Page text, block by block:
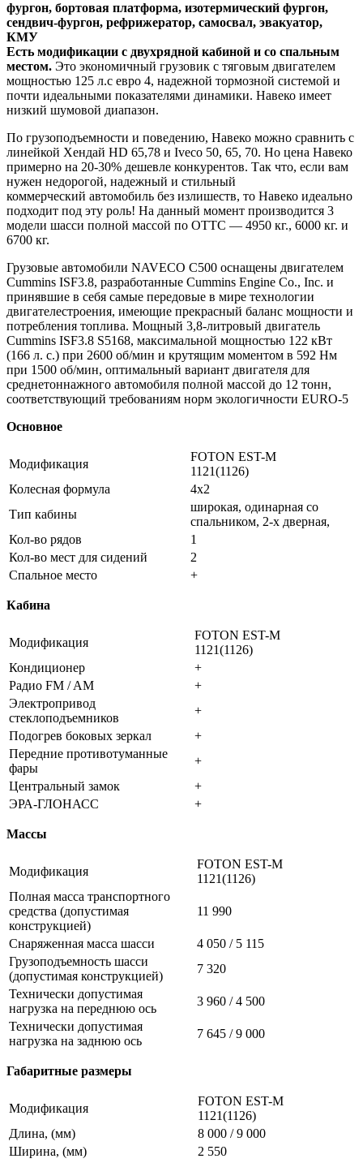
фургон, бортовая платформа, изотермический фургон,
сендвич-фургон, рефрижератор, самосвал, эвакуатор,
КМУ
Есть модификации с двухрядной кабиной и со спальным
местом. Это экономичный грузовик с тяговым двигателем
мощностью 125 л.с евро 4, надежной тормозной системой и
почти идеальными показателями динамики. Навеко имеет
низкий шумовой диапазон.
По грузоподъемности и поведению, Навеко можно сравнить с
линейкой Хендай HD 65,78 и Iveco 50, 65, 70. Но цена Навеко
примерно на 20-30% дешевле конкурентов. Так что, если вам
нужен недорогой, надежный и стильный
коммерческий автомобиль без излишеств, то Навеко идеально
подходит под эту роль! На данный момент производится 3
модели шасси полной массой по ОТТС — 4950 кг., 6000 кг. и
6700 кг.
Грузовые автомобили NAVECO C500 оснащены двигателем
Cummins ISF3.8, разработанные Cummins Engine Co., Inc. и
принявшие в себя самые передовые в мире технологии
двигателестроения, имеющие прекрасный баланс мощности и
потребления топлива. Мощный 3,8-литровый двигатель
Cummins ISF3.8 S5168, максимальной мощностью 122 кВт
(166 л. с.) при 2600 об/мин и крутящим моментом в 592 Нм
при 1500 об/мин, оптимальный вариант двигателя для
среднетоннажного автомобиля полной массой до 12 тонн,
соответствующий требованиям норм экологичности EURO-5
Основное
Модификация
FOTON EST-M
1121(1126)
Колесная формула
4х2
Тип кабины
широкая, одинарная со
спальником, 2-х дверная,
Кол-во рядов
1
Кол-во мест для сидений
2
Спальное место
+
Кабина
Модификация
FOTON EST-M
1121(1126)
Кондиционер
+
Радио FM / AM
+
Электропривод
стеклоподъемников
+
Подогрев боковых зеркал
+
Передние противотуманные
фары
+
Центральный замок
+
ЭРА-ГЛОНАСС
+
Массы
Модификация
FOTON EST-M
1121(1126)
Полная масса транспортного
средства (допустимая
конструкцией)
11 990
Снаряженная масса шасси
4 050 / 5 115
Грузоподъемность шасси
(допустимая конструкцией)
7 320
Технически допустимая
нагрузка на переднюю ось
3 960 / 4 500
Технически допустимая
нагрузка на заднюю ось
7 645 / 9 000
Габаритные размеры
Модификация
FOTON EST-M
1121(1126)
Длина, (мм)
8 000 / 9 000
Ширина, (мм)
2 550